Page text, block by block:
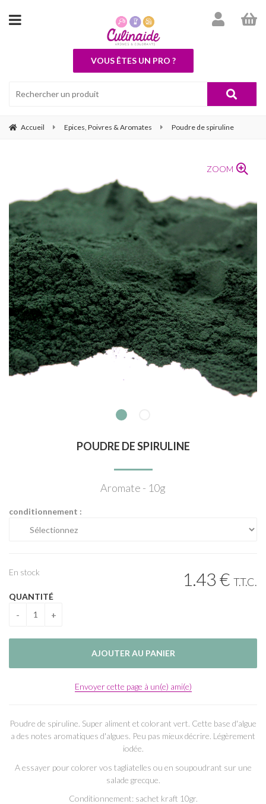
VOUS ÊTES UN PRO ?
Accueil Epices, Poivres & Aromates Poudre de spiruline
ZOOM
POUDRE DE SPIRULINE
Aromate - 10g
conditionnement :
1.43€ T.T.C.
En stock
QUANTITÉ
Envoyer cette page à un(e) ami(e)
Poudre de spiruline. Super aliment et colorant vert. Cette base d'algue
a des notes aromatiques d'algues. Peu pas mieux décrire. Légèrement
iodée.
A essayer pour colorer vos tagliatelles ou en soupoudrant sur une
salade grecque.
Conditionnement: sachet kraft 10gr.